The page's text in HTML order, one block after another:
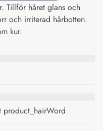
Tillför håret glans och
och irriterad hårbotten.
kur.
product_hairWord